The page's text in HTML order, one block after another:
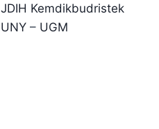
JDIH Kemdikbudristek
UNY– UGM